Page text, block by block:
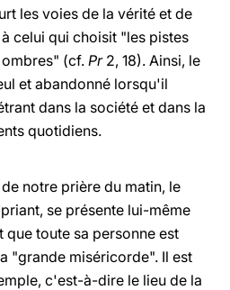
les voies de la vérité et de
celui qui choisit "les pistes
(cf.Pr2, 18). Ainsi, le
et abandonné lorsqu'il
dans la société et dans la
quotidiens.
notre prière du matin, le
se présente lui-même
toute sa personne est
"grande miséricorde". Il est
c'est-à-dire le lieu de la